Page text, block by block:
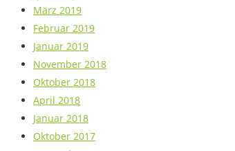
März 2019
Februar 2019
Januar 2019
November 2018
Oktober 2018
April 2018
Januar 2018
Oktober 2017